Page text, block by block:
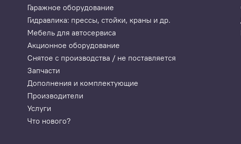
Гаражное оборудование
Гидравлика: прессы, стойки, краны и др.
Мебель для автосервиса
Акционное оборудование
Снятое с производства / не поставляется
Запчасти
Дополнения и комплектующие
Производители
Услуги
Что нового?